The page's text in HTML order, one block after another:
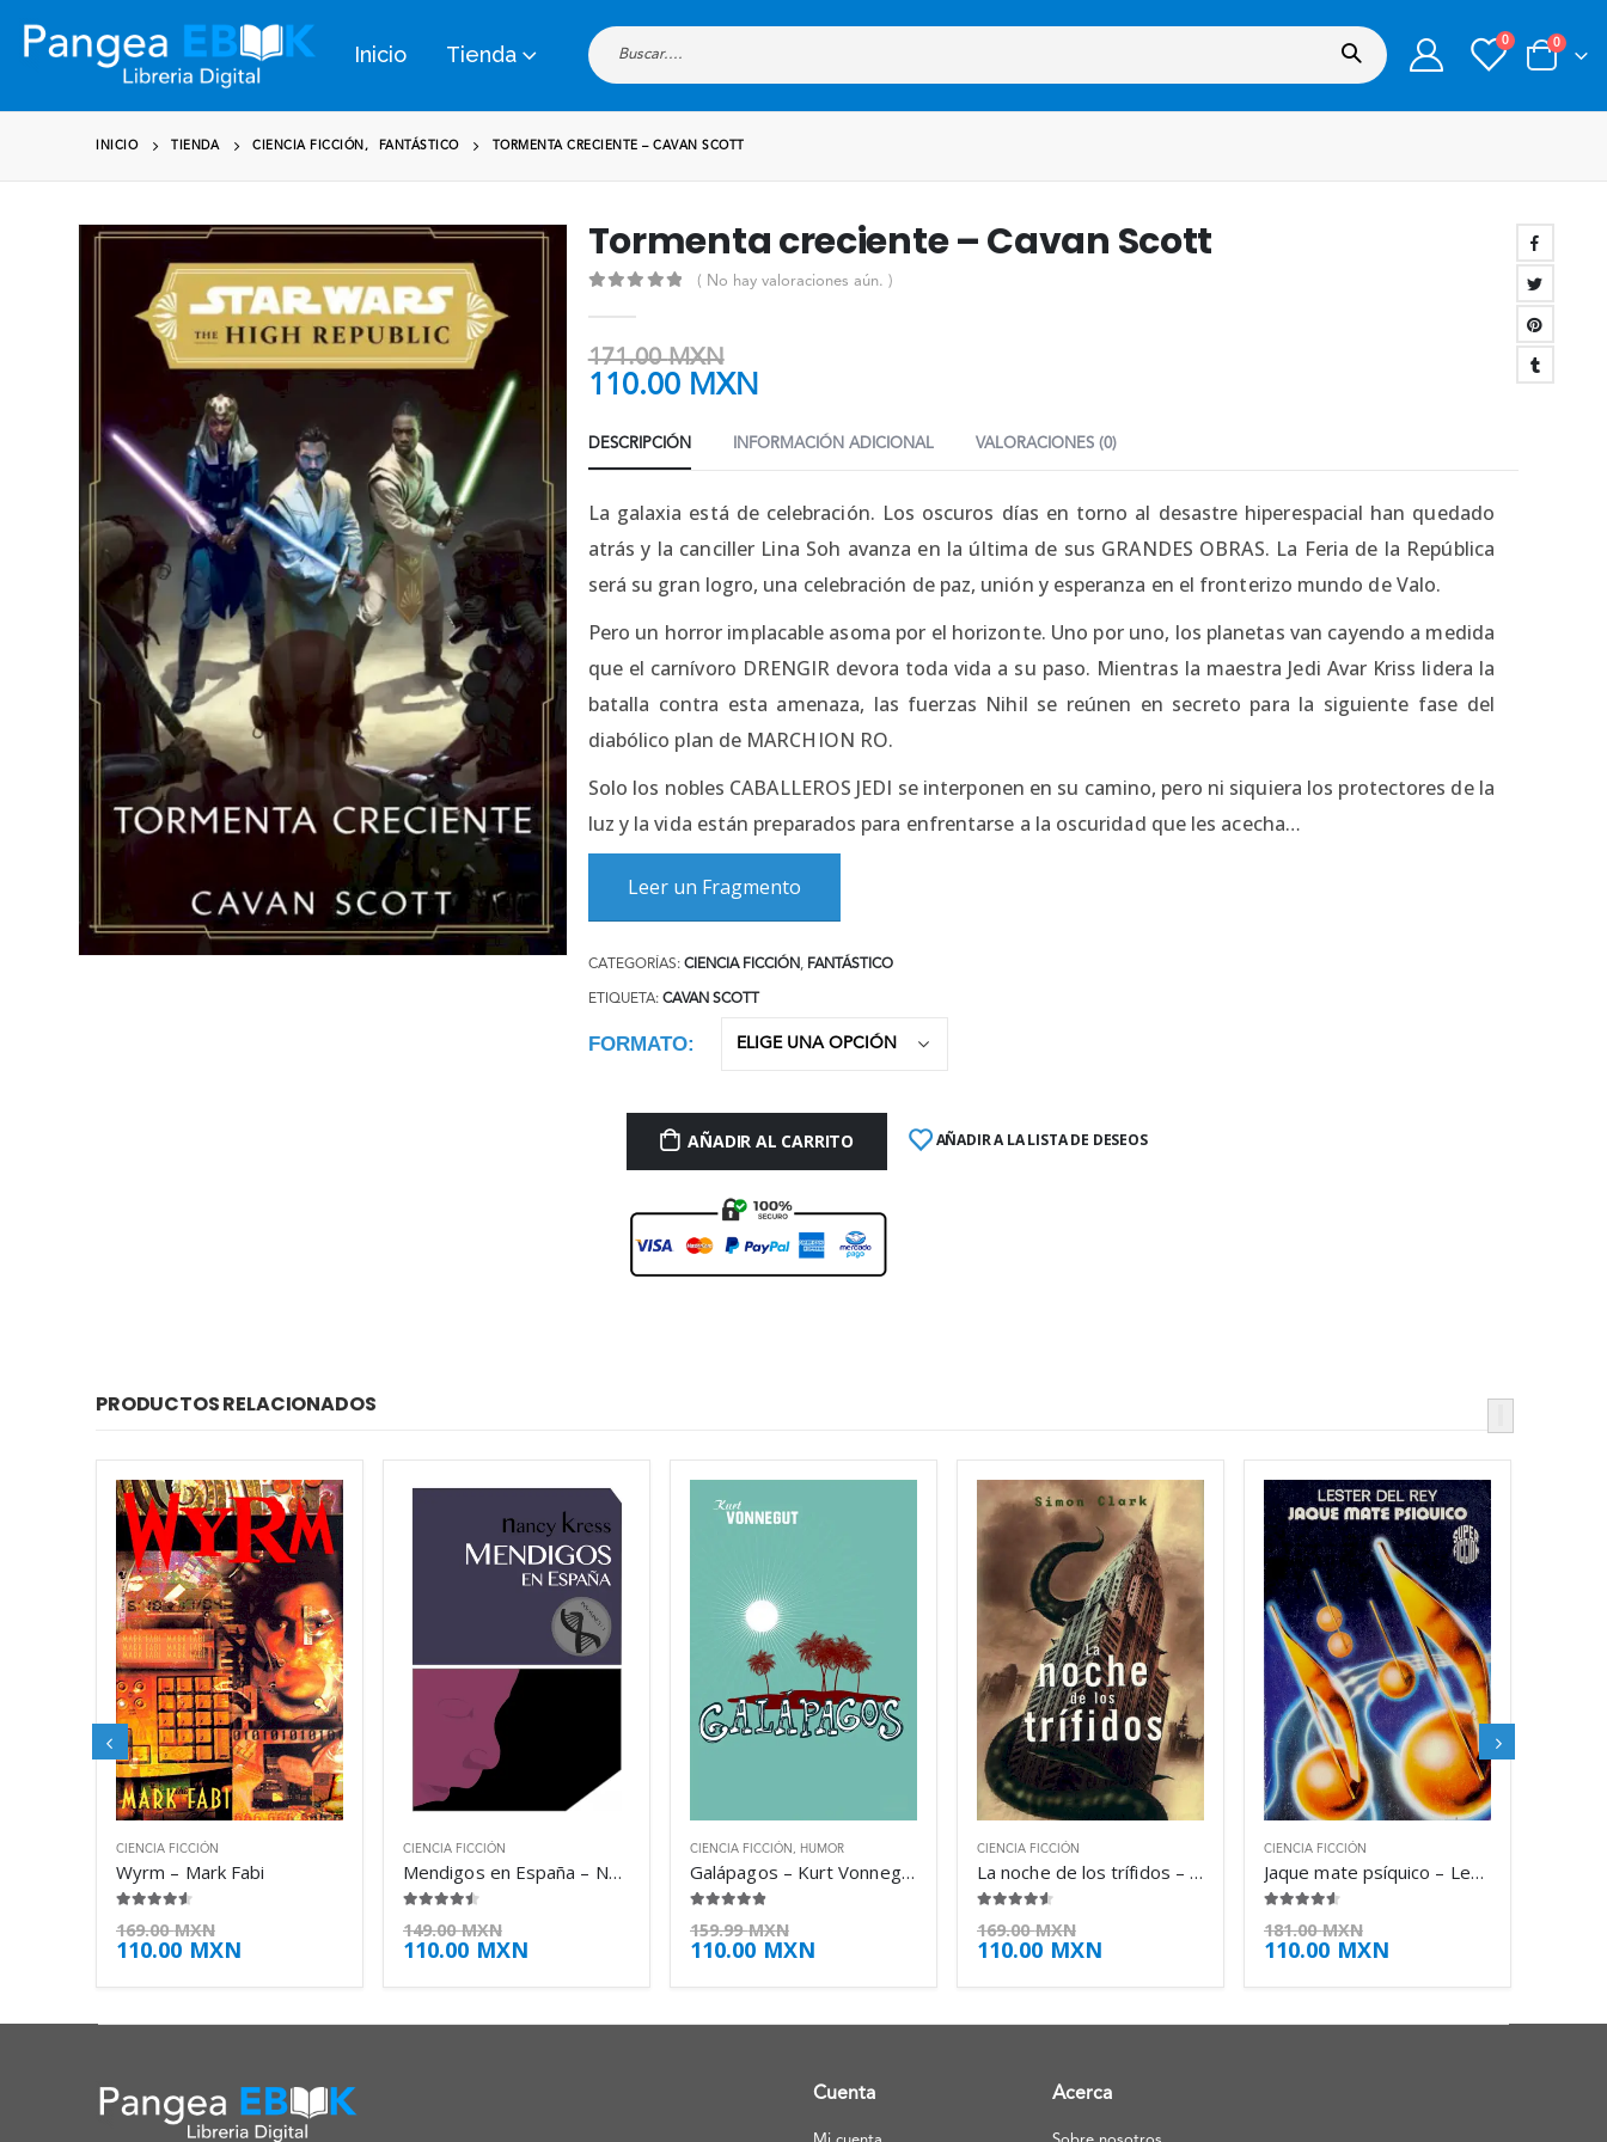
Inicio Tienda
0 0
INICIO TIENDA CIENCIA FICCIÓN , FANTÁSTICO TORMENTA CRECIENTE – CAVAN SCOTT
Tormenta creciente – Cavan Scott
( No hay valoraciones aún. )
171.00MXN
110.00 MXN
DESCRIPCIÓN INFORMACIÓN ADICIONAL VALORACIONES (0)
La galaxia está de celebración. Los oscuros días en torno al desastre hiperespacial han quedado
atrás y la canciller Lina Soh avanza en la última de sus GRANDES OBRAS. La Feria de la República
será su gran logro, una celebración de paz, unión y esperanza en el fronterizo mundo de Valo.
Pero un horror implacable asoma por el horizonte. Uno por uno, los planetas van cayendo a medida
que el carnívoro DRENGIR devora toda vida a su paso. Mientras la maestra Jedi Avar Kriss lidera la
batalla contra esta amenaza, las fuerzas Nihil se reúnen en secreto para la siguiente fase del
diabólico plan de MARCHION RO.
Solo los nobles CABALLEROS JEDI se interponen en su camino, pero ni siquiera los protectores de la
luz y la vida están preparados para enfrentarse a la oscuridad que les acecha…
Leer un Fragmento
CATEGORÍAS: CIENCIA FICCIÓN, FANTÁSTICO
ETIQUETA: CAVAN SCOTT
FORMATO
AÑADIR AL CARRITO AÑADIR A LA LISTA DE DESEOS
PRODUCTOS RELACIONADOS
CIENCIA FICCIÓN
Wyrm – Mark Fabi
169.00MXN
110.00 MXN
CIENCIA FICCIÓN
Mendigos en España – Nancy Kress
149.00MXN
110.00 MXN
CIENCIA FICCIÓN HUMOR
Galápagos – Kurt Vonnegut
159.99MXN
110.00 MXN
CIENCIA FICCIÓN
La noche de los trífidos – Simon Clark
169.00MXN
110.00 MXN
CIENCIA FICCIÓN
Jaque mate psíquico – Lester del Rey
181.00MXN
110.00 MXN
Cuenta Acerca